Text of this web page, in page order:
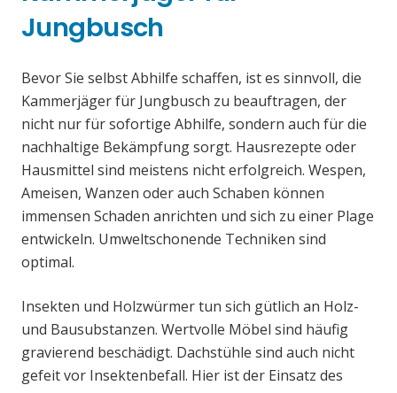
Jungbusch
Bevor Sie selbst Abhilfe schaffen, ist es sinnvoll, die
Kammerjäger für Jungbusch zu beauftragen, der
nicht nur für sofortige Abhilfe, sondern auch für die
nachhaltige Bekämpfung sorgt. Hausrezepte oder
Hausmittel sind meistens nicht erfolgreich. Wespen,
Ameisen, Wanzen oder auch Schaben können
immensen Schaden anrichten und sich zu einer Plage
entwickeln. Umweltschonende Techniken sind
optimal.
Insekten und Holzwürmer tun sich gütlich an Holz-
und Bausubstanzen. Wertvolle Möbel sind häufig
gravierend beschädigt. Dachstühle sind auch nicht
gefeit vor Insektenbefall. Hier ist der Einsatz des